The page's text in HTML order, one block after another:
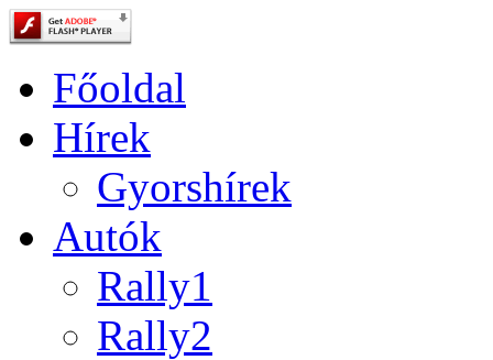
Főoldal
Hírek
Gyorshírek
Autók
Rally1
Rally2